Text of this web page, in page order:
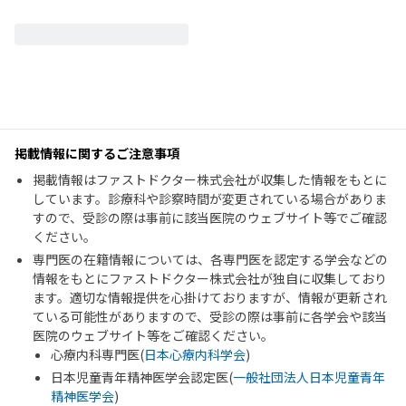
掲載情報に関するご注意事項
掲載情報はファストドクター株式会社が収集した情報をもとに
しています。診療科や診察時間が変更されている場合がありま
すので、受診の際は事前に該当医院のウェブサイト等でご確認
ください。
専門医の在籍情報については、各専門医を認定する学会などの
情報をもとにファストドクター株式会社が独自に収集しており
ます。適切な情報提供を心掛けておりますが、情報が更新され
ている可能性がありますので、受診の際は事前に各学会や該当
医院のウェブサイト等をご確認ください。
心療内科専門医(日本心療内科学会)
日本児童青年精神医学会認定医(一般社団法人日本児童青年
精神医学会)